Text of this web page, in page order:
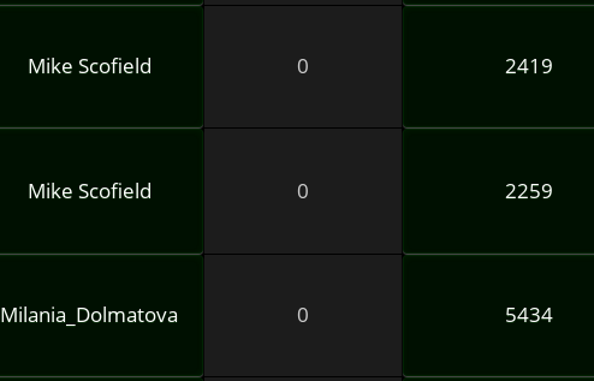
Mike Scofield 0 2419
Mike Scofield 0 2259
Milania_Dolmatova 0 5434